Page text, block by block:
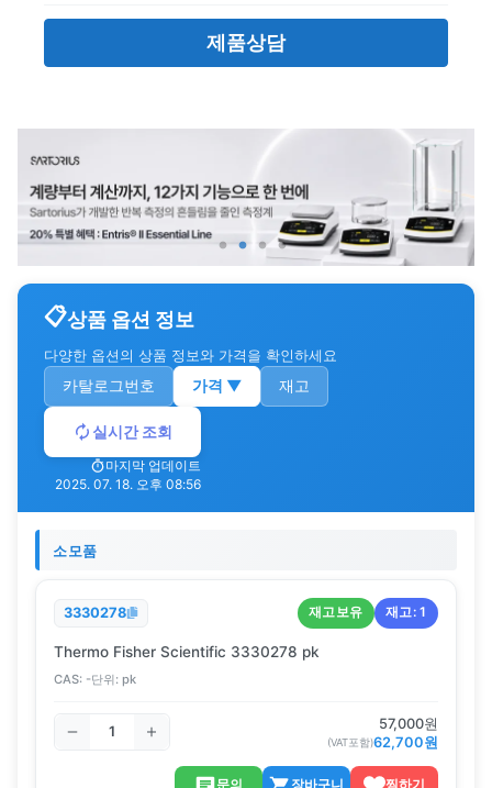
제품상담
상품 옵션 정보
다양한 옵션의 상품 정보와 가격을 확인하세요
카탈로그번호 가격 ▼ 재고
실시간 조회
마지막 업데이트
2025. 07. 18. 오후 08:56
소모품
3330278 재고보유 재고:1
Thermo Fisher Scientific 3330278 pk
CAS: -단위: pk
57,000원
(VAT포함)62,700원
문의 장바구니 찜하기